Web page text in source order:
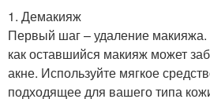
1. Демакияж
Первый шаг – удаление
как оставшийся макияж может
акне. Используйте мягкое
подходящее для вашего типа